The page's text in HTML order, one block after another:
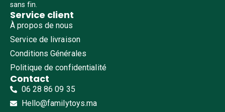
sans fin.
Service client
À propos de nous
Service de livraison
Conditions Générales
Politique de confidentialité
Contact
06 28 86 09 35
Hello@familytoys.ma